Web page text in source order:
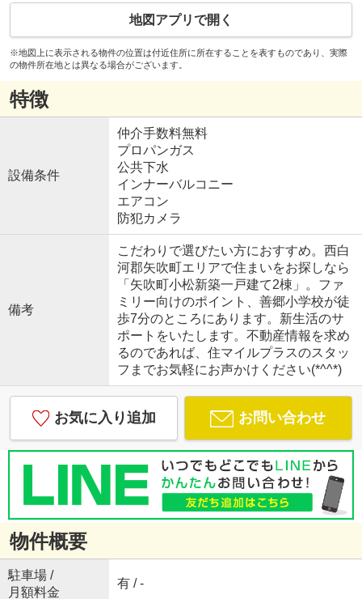
地図アプリで開く
※地図上に表示される物件の位置は付近住所に所在することを表すものであり、実際
の物件所在地とは異なる場合がございます。
特徴
設備条件
仲介手数料無料
プロパンガス
公共下水
インナーバルコニー
エアコン
防犯カメラ
備考
こだわりで選びたい方におすすめ。西白
河郡矢吹町エリアで住まいをお探しなら
「矢吹町小松新築一戸建て2棟」。ファ
ミリー向けのポイント、善郷小学校が徒
歩7分のところにあります。新生活のサ
ポートをいたします。不動産情報を求め
るのであれば、住マイルプラスのスタッ
フまでお気軽にお声かけください(*^^*)
お気に入り追加 お問い合わせ
物件概要
駐車場 /
月額料金
有 / -